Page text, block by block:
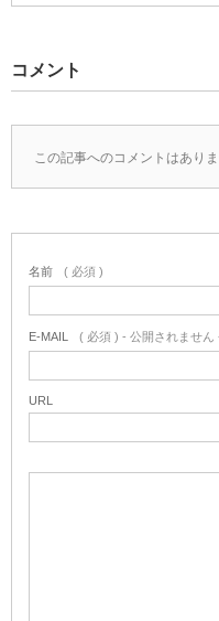
コメント
この記事へのコメントはありま
名前 ( 必須 )
E-MAIL ( 必須 ) - 公開されません
URL